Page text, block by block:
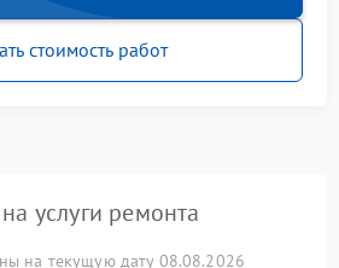
стоимость работ
услуги ремонта
на текущую дату 08.08.2026